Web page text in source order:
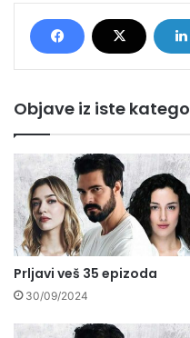
Objave iz iste
Prljavi veš 35 epizoda
30/09/2024